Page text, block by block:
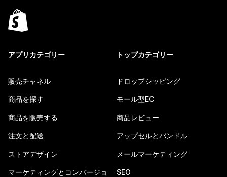
アプリカテゴリー
販売チャネル
商品を探す
商品を販売する
注文と配送
ストアデザイン
マーケティングとコンバージョ
トップカテゴリー
ドロップシッピング
モール型EC
商品レビュー
アップセルとバンドル
メールマーケティング
SEO